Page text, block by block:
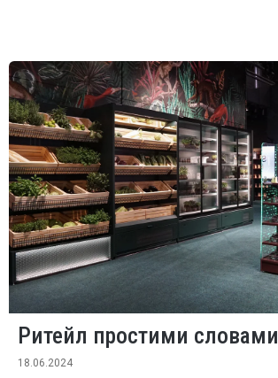
Ритейл простими словами
18.06.2024